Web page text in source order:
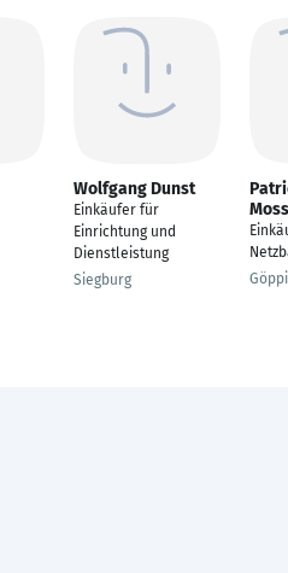
Wolfgang Dunst
Einkäufer für
Einrichtung und
Dienstleistung
Siegburg